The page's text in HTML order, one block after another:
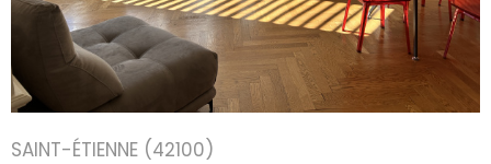
SAINT-ÉTIENNE (42100)